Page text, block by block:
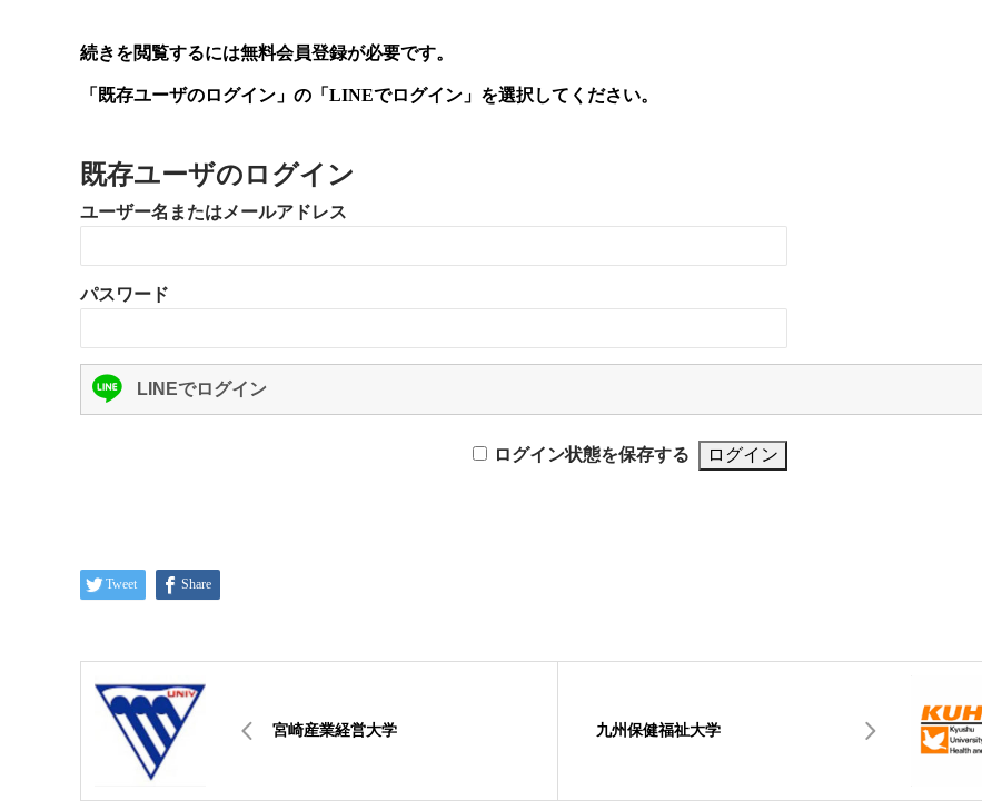
続きを閲覧するには無料会員登録が必要です。
「既存ユーザのログイン」の「LINEでログイン」を選択してください。
既存ユーザのログイン
ユーザー名またはメールアドレス
パスワード
LINEでログイン
ログイン状態を保存する
Tweet Share
宮崎産業経営大学 九州保健福祉大学